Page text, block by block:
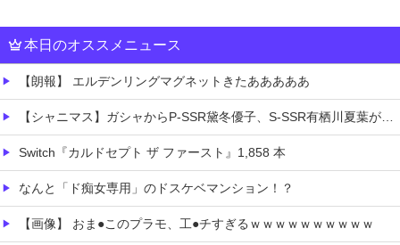
本日のオススメニュース
【朗報】 エルデンリングマグネットきたあああああ
【シャニマス】ガシャからP-SSR黛冬優子、S-SSR有栖川夏葉が登場！イベントS-SR福丸小糸！
Switch『カルドセプト ザ ファースト』1,858 本
なんと「ド痴女専用」のドスケベマンション！？
【画像】 おま●このプラモ、工●チすぎるｗｗｗｗｗｗｗｗｗｗ